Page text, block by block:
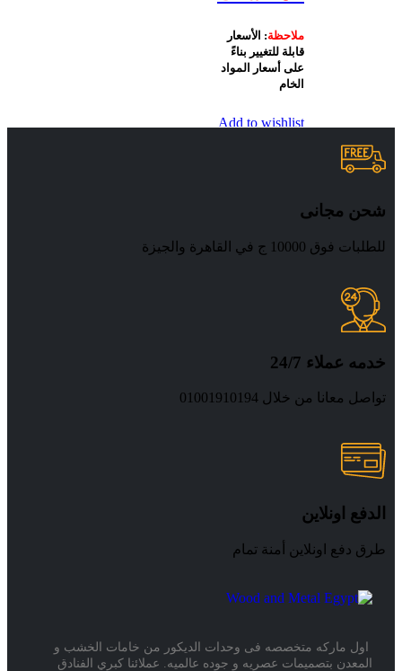
ملاحظة: الأسعار
قابلة للتغيير بناءً
على أسعار المواد
الخام
Add to wishlist
شحن مجانى
للطلبات فوق 10000 ج في القاهرة والجيزة
خدمه عملاء 24/7
تواصل معانا من خلال 01001910194
الدفع اونلاين
طرق دفع اونلاين أمنة تمام
اول ماركه متخصصه فى وحدات الديكور من خامات الخشب و
المعدن بتصميمات عصريه و جوده عالميه. عملائنا كبري الفنادق